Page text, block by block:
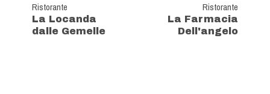
Ristorante
La Locanda
dalle Gemelle
Ristorante
La Farmacia
Dell'angelo